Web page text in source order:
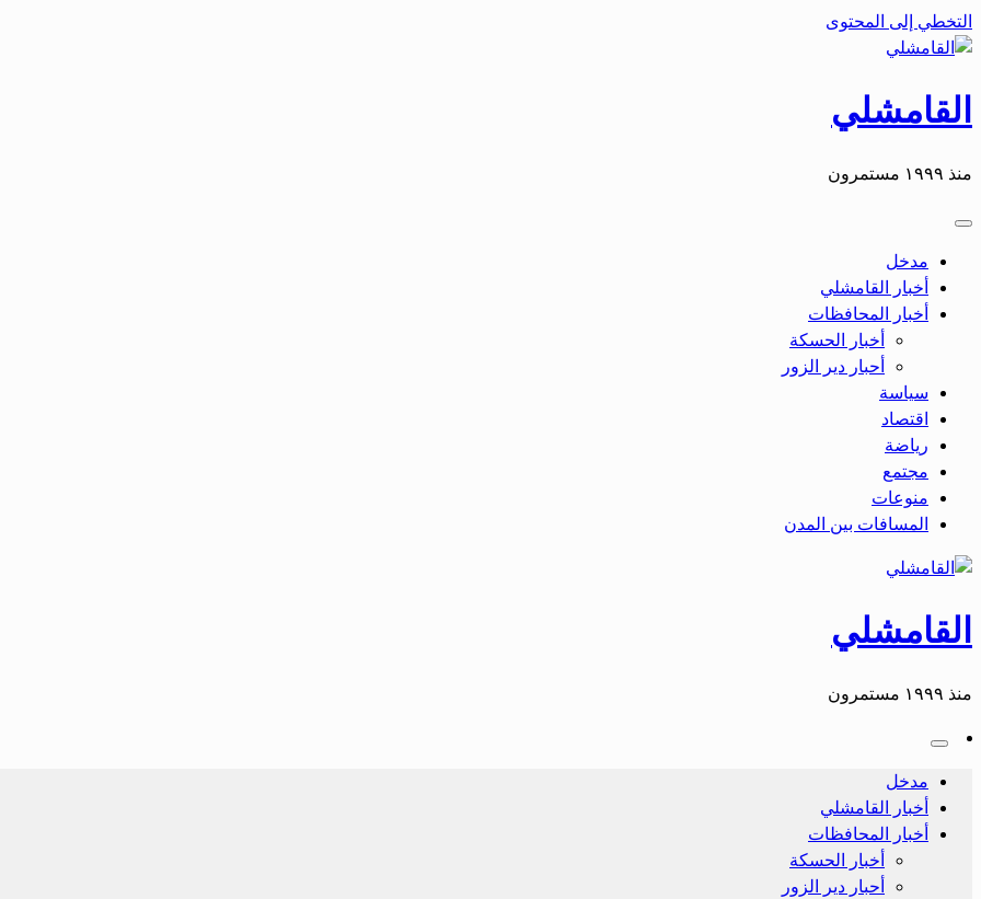
التخطي إلى المحتوى
القامشلي
منذ ١٩٩٩ مستمرون
مدخل
أخبار القامشلي
أخبار المحافظات
أخبار الحسكة
أحبار دير الزور
سياسة
اقتصاد
رياضة
مجتمع
منوعات
المسافات بين المدن
القامشلي
منذ ١٩٩٩ مستمرون
مدخل
أخبار القامشلي
أخبار المحافظات
أخبار الحسكة
أحبار دير الزور